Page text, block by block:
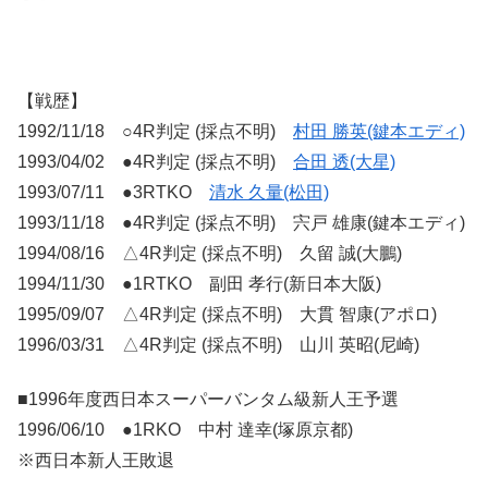
【戦歴】
1992/11/18 ○4R判定 (採点不明) 村田 勝英(鍵本エディ)
1993/04/02 ●4R判定 (採点不明) 合田 透(大星)
1993/07/11 ●3RTKO 清水 久量(松田)
1993/11/18 ●4R判定 (採点不明) 宍戸 雄康(鍵本エディ)
1994/08/16 △4R判定 (採点不明) 久留 誠(大鵬)
1994/11/30 ●1RTKO 副田 孝行(新日本大阪)
1995/09/07 △4R判定 (採点不明) 大貫 智康(アポロ)
1996/03/31 △4R判定 (採点不明) 山川 英昭(尼崎)
■1996年度西日本スーパーバンタム級新人王予選
1996/06/10 ●1RKO 中村 達幸(塚原京都)
※西日本新人王敗退